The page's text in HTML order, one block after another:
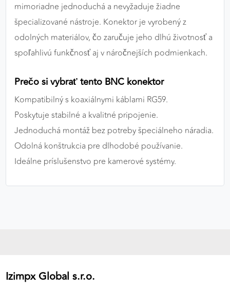
mimoriadne jednoduchá a nevyžaduje žiadne
špecializované nástroje. Konektor je vyrobený z
odolných materiálov, čo zaručuje jeho dlhú životnosť a
spoľahlivú funkčnosť aj v náročnejších podmienkach.
Prečo si vybrať tento BNC konektor
Kompatibilný s koaxiálnymi káblami RG59.
Poskytuje stabilné a kvalitné pripojenie.
Jednoduchá montáž bez potreby špeciálneho náradia.
Odolná konštrukcia pre dlhodobé používanie.
Ideálne príslušenstvo pre kamerové systémy.
Izimpx Global s.r.o.